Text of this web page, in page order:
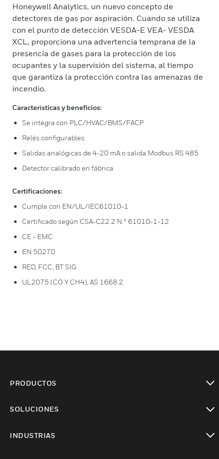
Honeywell Analytics, un nuevo concepto de
detectores de gas por aspiración. Cuando se utiliza
con el punto de detección VESDA-E VEA- VESDA
XCL, proporciona una advertencia temprana de la
presencia de gases para la protección de los
ocupantes y la supervisión del sistema, al tiempo
que garantiza la protección contra las amenazas de
incendio.
Características y beneficios:
Se integra con PLC/HVAC/BMS/FACP
Relés configurables
Salidas analógicas de 4-20 mA o salida Modbus RS 485
Detector calibrado en fábrica
Certificaciones:
Cumple con EN/UL/IEC61010-1
Certificado según CSA-C22.2 N.º 61010-1-12
CE - EMC
EN 50270
RED, FCC, BT SIG
UL2075 (CO Y CH4), AS 1668.2
PRODUCTOS
SOLUCIONES
INDUSTRIAS